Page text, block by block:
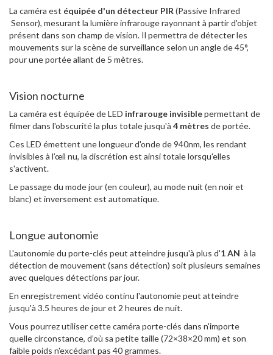
La caméra est équipée d'un détecteur PIR (Passive Infrared
Sensor), mesurant la lumière infrarouge rayonnant à partir d'objet
présent dans son champ de vision. Il permettra de détecter les
mouvements sur la scène de surveillance selon un angle de 45°,
pour une portée allant de 5 mètres.
Vision nocturne
La caméra est équipée de LED infrarouge invisiblepermettant de
filmer dans l'obscurité la plus totale jusqu'à 4 mètres de portée.
Ces LED émettent une longueur d'onde de 940nm, les rendant
invisibles à l’œil nu, la discrétion est ainsi totale lorsqu'elles
s'activent.
Le passage du mode jour (en couleur), au mode nuit (en noir et
blanc) et inversement est automatique.
Longue autonomie
L'autonomie du porte-clés peut atteindre jusqu'à plus d'1 AN à la
détection de mouvement (sans détection) soit plusieurs semaines
avec quelques détections par jour.
En enregistrement vidéo continu l'autonomie peut atteindre
jusqu'à 3.5 heures de jour et 2 heures de nuit.
Vous pourrez utiliser cette caméra porte-clés dans n'importe
quelle circonstance, d’où sa petite taille (72×38×20 mm) et son
faible poids n'excédant pas 40 grammes.